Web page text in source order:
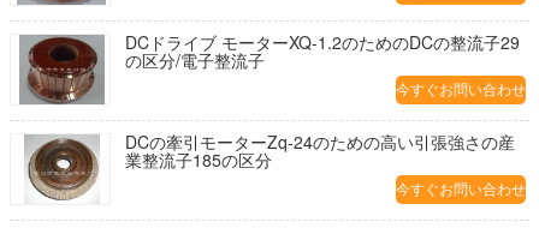
DCドライブ モーターXQ-1.2のためのDCの整流子29
の区分/電子整流子
今すぐお問い合わせ
DCの牽引モーターZq-24のための高い引張強さの産
業整流子185の区分
今すぐお問い合わせ